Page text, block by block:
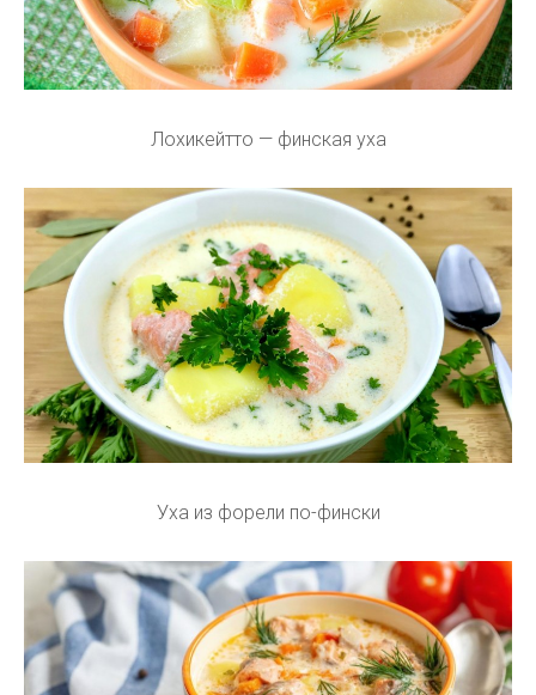
Лохикейтто — финская уха
Уха из форели по-фински